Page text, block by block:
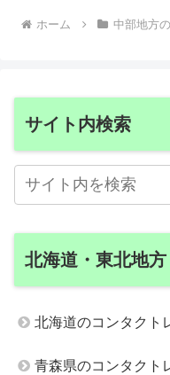
ホーム 中部地方
サイト内検索
北海道・東北地方
北海道のコンタクト
青森県のコンタクト